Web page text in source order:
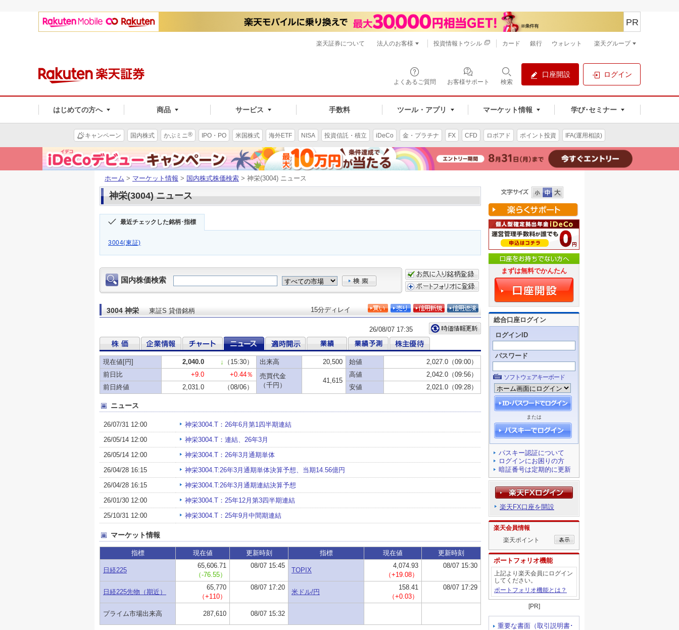
よくあるご質問 お客様サポート 検索
口座開設 ログイン
はじめての方へ 商品 サービス 手数料 ツール・アプリ マーケット情報 学び･セミナー
PR
楽天証券について 法人のお客様 投資情報トウシル カード 銀行 ウォレット 楽天グループ
キャンペーン 国内株式 かぶミニ® IPO・PO 米国株式 海外ETF NISA 投資信託・積立 iDeCo 金・プラチナ FX CFD ロボアド ポイント投資 IFA(運用相談)
ホーム > マーケット情報 > 国内株式株価検索 > 神栄(3004) ニュース
神栄(3004) ニュース
最近チェックした銘柄･指標
3004(東証)
まずは無料でかんたん
総合口座ログイン
ログインID
パスワード
ソフトウェアキーボード
または
パスキー認証について
ログインにお困りの方
暗証番号は定期的に更新
楽天FX口座を開設
楽天会員情報
楽天ポイント
ポートフォリオ機能
上記より楽天会員にログイン
してください。
ポートフォリオ機能とは？
[PR]
重要な書面（取引説明書･